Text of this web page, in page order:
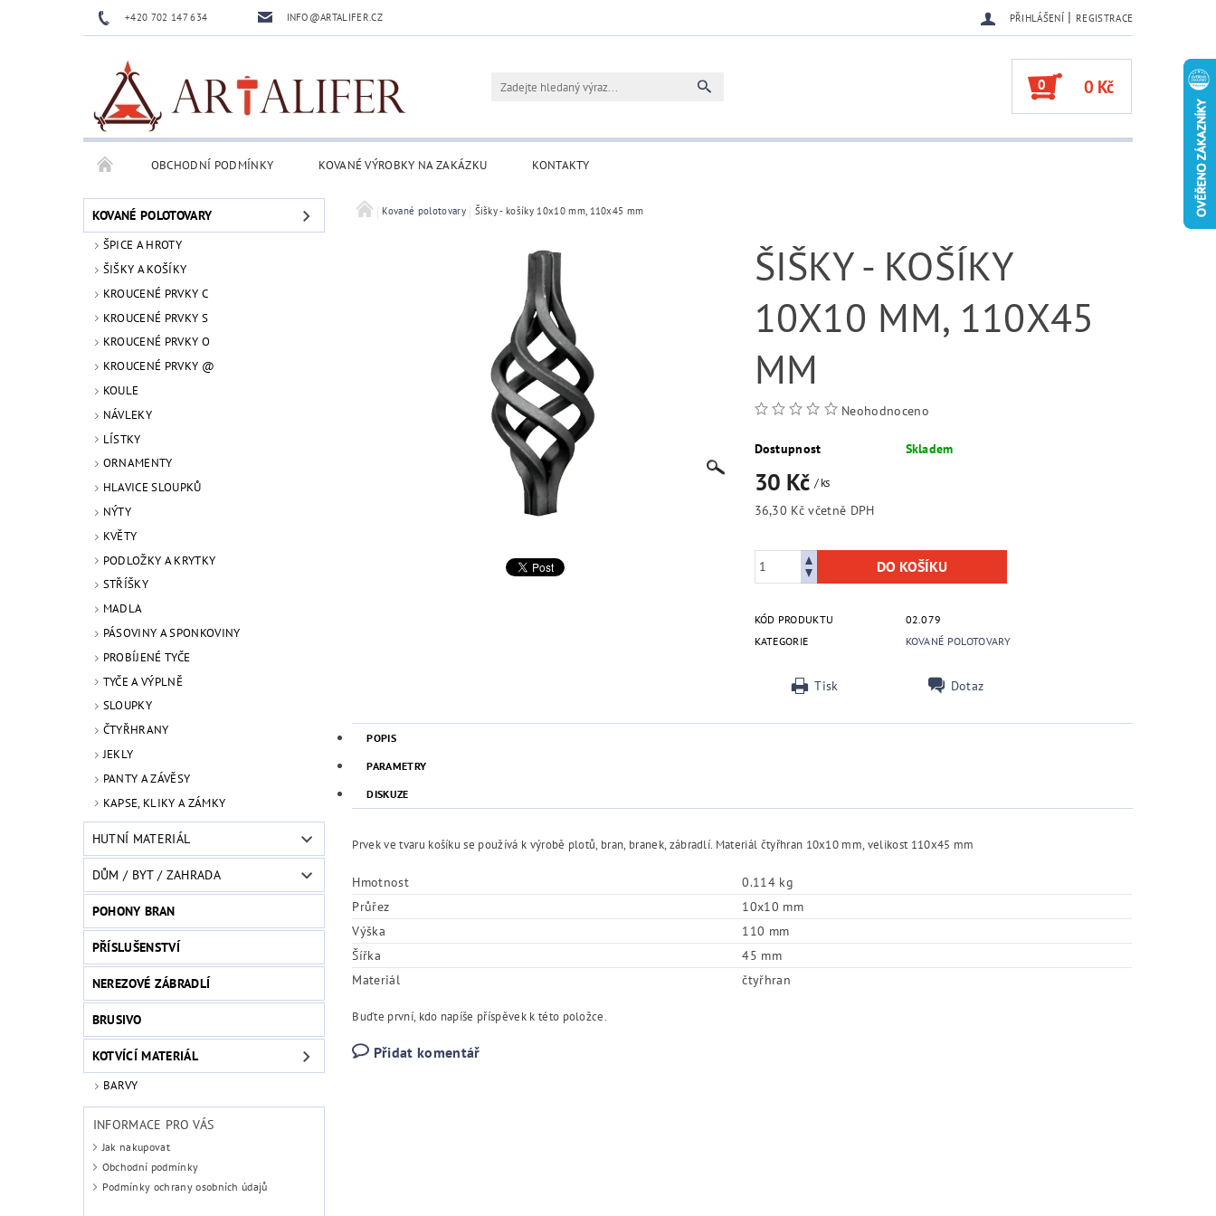
+420 702 147 634 INFO@ARTALIFER.CZ PŘIHLÁŠENÍ | REGISTRACE
0 0 Kč
OBCHODNÍ PODMÍNKY KOVANÉ VÝROBKY NA ZAKÁZKU KONTAKTY
KOVANÉ POLOTOVARY
ŠPICE A HROTY
ŠIŠKY A KOŠÍKY
KROUCENÉ PRVKY C
KROUCENÉ PRVKY S
KROUCENÉ PRVKY O
KROUCENÉ PRVKY @
KOULE
NÁVLEKY
LÍSTKY
ORNAMENTY
HLAVICE SLOUPKŮ
NÝTY
KVĚTY
PODLOŽKY A KRYTKY
STŘÍŠKY
MADLA
PÁSOVINY A SPONKOVINY
PROBÍJENÉ TYČE
TYČE A VÝPLNĚ
SLOUPKY
ČTYŘHRANY
JEKLY
PANTY A ZÁVĚSY
KAPSE, KLIKY A ZÁMKY
HUTNÍ MATERIÁL
DŮM / BYT / ZAHRADA
POHONY BRAN
PŘÍSLUŠENSTVÍ
NEREZOVÉ ZÁBRADLÍ
BRUSIVO
KOTVÍCÍ MATERIÁL
BARVY
INFORMACE PRO VÁS
Jak nakupovat
Obchodní podmínky
Podmínky ochrany osobních údajů
Kované polotovary Šišky - košíky 10x10 mm, 110x45 mm
ŠIŠKY - KOŠÍKY
10X10 MM, 110X45
MM
Neohodnoceno
Dostupnost Skladem
30 Kč/ ks
36,30 Kč včetně DPH
KÓD PRODUKTU
02.079
KATEGORIE
KOVANÉ POLOTOVARY
Tisk Dotaz
POPIS
PARAMETRY
DISKUZE
Prvek ve tvaru košíku se používá k výrobě plotů, bran, branek, zábradlí. Materiál čtyřhran 10x10 mm, velikost 110x45 mm
Hmotnost
0.114 kg
Průřez
10x10 mm
Výška
110 mm
Šířka
45 mm
Materiál
čtyřhran
Buďte první, kdo napíše příspěvek k této položce.
Přidat komentář